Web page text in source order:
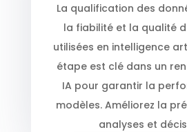
La qualification des
la fiabilité et la qualité
utilisées en intelligence
étape est clé dans un
IA pour garantir la
modèles. Améliorez la
analyses et